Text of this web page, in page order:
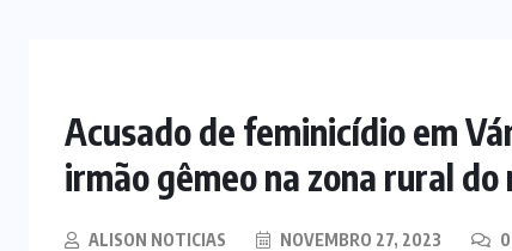
Acusado de feminicídio em
irmão gêmeo na zona rural do
ALISON NOTICIAS NOVEMBRO 27, 2023